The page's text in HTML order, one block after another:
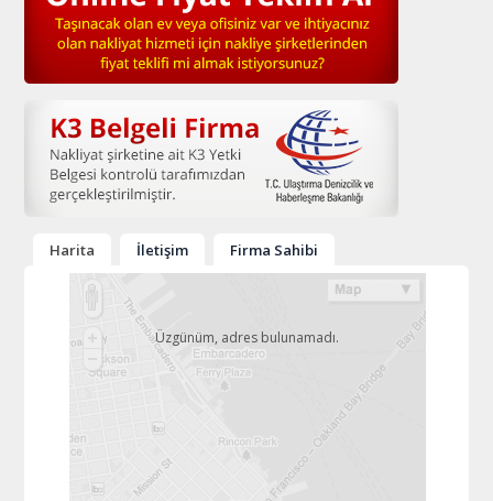
Harita İletişim Firma Sahibi
Üzgünüm, adres bulunamadı.